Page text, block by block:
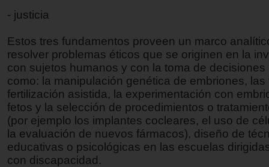
- justicia
Estos tres fundamentos proveen un marco
resolver problemas éticos que se originen en la
con sujetos humanos y con la toma de
como: la manipulación genética de embriones,
fertilización asistida, la experimentación con
fetos y la selección de procedimientos o
(por ejemplo los implantes cocleares, el uso de
la evaluación de nuevos fármacos), diseño de
educativas o psicológicas en las escuelas
con discapacidad.